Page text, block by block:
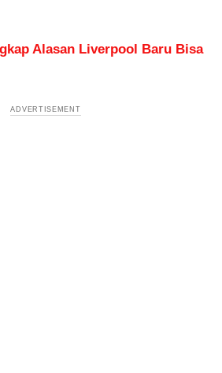
Alasan Liverpool Baru Bisa